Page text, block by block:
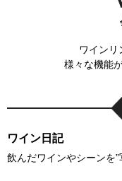
ワインリ
様々な機能
ワイン日記
飲んだワインやシーンを